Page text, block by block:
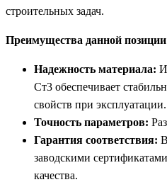
строительных задач.
Преимущества данной
Надежность материала:
Ст3 обеспечивает
свойств при эксплуатации.
Точность параметров:
Гарантия соответствия:
заводскими
качества.